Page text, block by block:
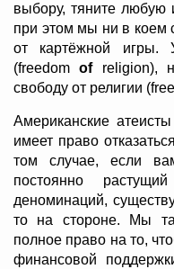
выбору, тяните любую
при этом мы ни в коем
от картёжной игры.
(freedomof religion),
свободу от религии
Американские
имеет право
том случае, если
постоянно
деноминаций,
то на стороне. Мы
полное право на то,
финансовой